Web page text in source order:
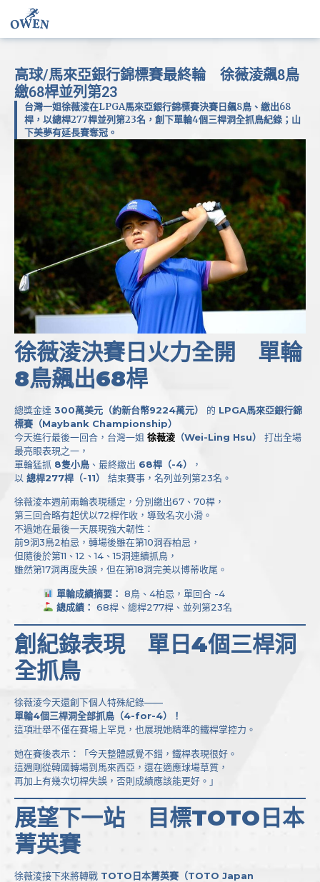
高球/馬來亞銀行錦標賽最終輪 徐薇淩飆8鳥
繳68桿並列第23
台灣一姐徐薇淩在LPGA馬來亞銀行錦標賽決賽日飆8鳥、繳出68
桿，以總桿277桿並列第23名，創下單輪4個三桿洞全抓鳥紀錄；山
下美夢有延長賽奪冠。
徐薇淩決賽日火力全開 單輪
8鳥飆出68桿
總獎金達 300萬美元（約新台幣9224萬元） 的 LPGA馬來亞銀行錦
標賽（Maybank Championship）
今天進行最後一回合，台灣一姐 徐薇淩 （Wei-Ling Hsu）
打出全場
最亮眼表現之一，
單輪猛抓 8隻小鳥 、最終繳出 68桿（-4）
，
以 總桿277桿（-11） 結束賽事，名列並列第23名。
徐薇淩本週前兩輪表現穩定，分別繳出67、70桿，
第三回合略有起伏以72桿作收，導致名次小滑。
不過她在最後一天展現強大韌性：
前9洞3鳥2柏忌，轉場後雖在第10洞吞柏忌，
但隨後於第11、12、14、15洞連續抓鳥，
雖然第17洞再度失誤，但在第18洞完美以博蒂收尾。
單輪成績摘要： 8鳥、4柏忌，單回合 -4
總成績： 68桿、總桿277桿、並列第23名
創紀錄表現 單日4個三桿洞
全抓鳥
徐薇淩今天還創下個人特殊紀錄——
單輪4個三桿洞全部抓鳥（4-for-4）！
這項壯舉不僅在賽場上罕見，也展現她精準的鐵桿掌控力。
她在賽後表示：「今天整體感覺不錯，鐵桿表現很好。
這週剛從韓國轉場到馬來西亞，還在適應球場草質，
再加上有幾次切桿失誤，否則成績應該能更好。」
展望下一站 目標TOTO日本
菁英賽
徐薇淩接下來將轉戰 TOTO日本菁英賽（TOTO Japan